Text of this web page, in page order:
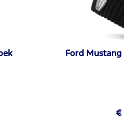
Ford Mustang
€